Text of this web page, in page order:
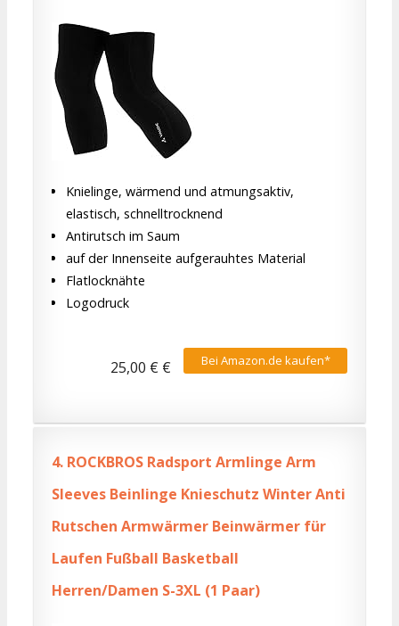
Knielinge, wärmend und atmungsaktiv,
elastisch, schnelltrocknend
Antirutsch im Saum
auf der Innenseite aufgerauhtes Material
Flatlocknähte
Logodruck
Bei Amazon.de kaufen*
25,00 € €
4. ROCKBROS Radsport Armlinge Arm
Sleeves Beinlinge Knieschutz Winter Anti
Rutschen Armwärmer Beinwärmer für
Laufen Fußball Basketball
Herren/Damen S-3XL (1 Paar)